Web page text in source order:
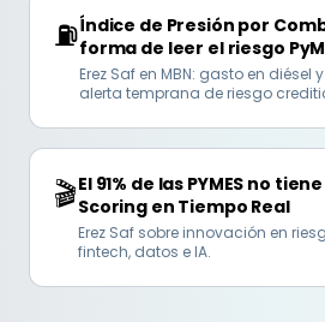
⛽Índice de Presión por
forma de leer el riesgo
Erez Saf en MBN: gasto en
alerta temprana de riesgo
🎬El 91% de las PYMES no
Scoring en Tiempo Real
Erez Saf sobre innovación en
fintech, datos e IA.